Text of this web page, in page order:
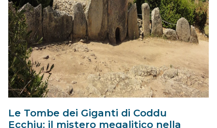
Le Tombe dei Giganti di Coddu
Ecchju: il mistero megalitico nella